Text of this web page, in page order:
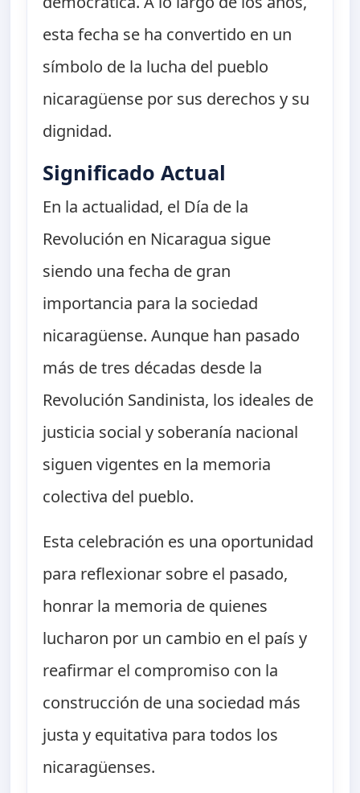
esta fecha se ha convertido en un
símbolo de la lucha del pueblo
nicaragüense por sus derechos y su
dignidad.
Significado Actual
En la actualidad, el Día de la
Revolución en Nicaragua sigue
siendo una fecha de gran
importancia para la sociedad
nicaragüense. Aunque han pasado
más de tres décadas desde la
Revolución Sandinista, los ideales de
justicia social y soberanía nacional
siguen vigentes en la memoria
colectiva del pueblo.
Esta celebración es una oportunidad
para reflexionar sobre el pasado,
honrar la memoria de quienes
lucharon por un cambio en el país y
reafirmar el compromiso con la
construcción de una sociedad más
justa y equitativa para todos los
nicaragüenses.